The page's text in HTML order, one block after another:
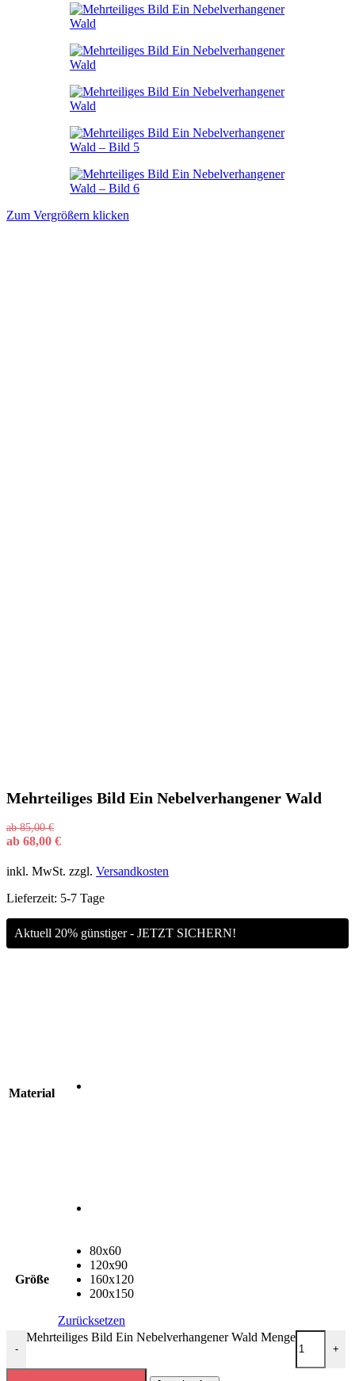
Zum Vergrößern klicken
Mehrteiliges Bild Ein Nebelverhangener Wald
ab85,00€
ab 68,00 €
inkl. MwSt. zzgl. Versandkosten
Lieferzeit: 5-7 Tage
Aktuell 20% günstiger - JETZT SICHERN!
Material
Größe
80x60
120x90
160x120
200x150
Zurücksetzen
-
Mehrteiliges Bild Ein Nebelverhangener Wald Menge
+